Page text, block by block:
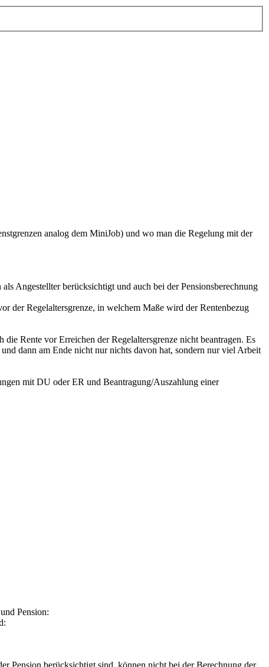
analog dem MiniJob) und wo man die Regelung mit der
Angestellter berücksichtigt und auch bei der Pensionsberechnung
der Regelaltersgrenze, in welchem Maße wird der Rentenbezug
Rente vor Erreichen der Regelaltersgrenze nicht beantragen. Es
dann am Ende nicht nur nichts davon hat, sondern nur viel Arbeit
mit DU oder ER und Beantragung/Auszahlung einer
Pension:
Pension berücksichtigt sind, können nicht bei der Berechnung der